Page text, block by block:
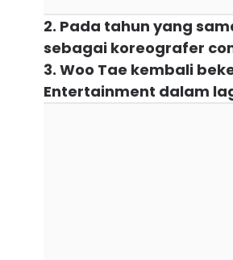
2. Pada tahun yang
sebagai koreografer
3. Woo Tae kembali
Entertainment dalam